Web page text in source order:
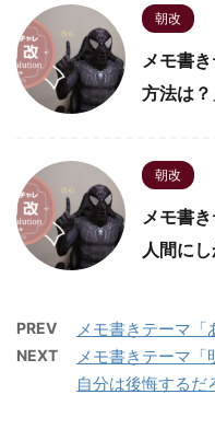
朝改
メモ書
方法は？
朝改
メモ書
人間に
PREV メモ書きテーマ「
NEXT
メモ書きテーマ「
自分は後悔するだ